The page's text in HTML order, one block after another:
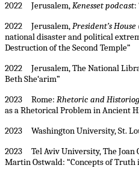
2022 Jerusalem,Kenesset podcast:
2022 Jerusalem,President’s
national disaster and political
Destruction of the Second Temple”
2022 Jerusalem, The National
Beth She‘arim”
2023 Rome: Rhetoric and
as a Rhetorical Problem in Ancient
2023 Washington University, St.
2023 Tel Aviv University, The Joan
Martin Ostwald: “Concepts of